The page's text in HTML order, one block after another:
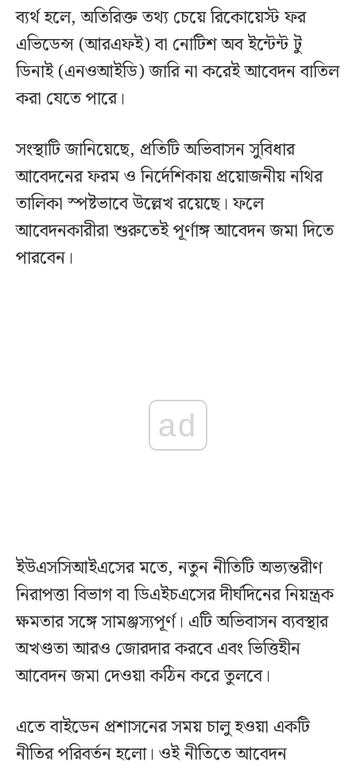
ব্যর্থ হলে, অতিরিক্ত তথ্য চেয়ে রিকোয়েস্ট ফর
এভিডেন্স (আরএফই) বা নোটিশ অব ইন্টেন্ট টু
ডিনাই (এনওআইডি) জারি না করেই আবেদন বাতিল
করা যেতে পারে।
সংস্থাটি জানিয়েছে, প্রতিটি অভিবাসন সুবিধার
আবেদনের ফরম ও নির্দেশিকায় প্রয়োজনীয় নথির
তালিকা স্পষ্টভাবে উল্লেখ রয়েছে। ফলে
আবেদনকারীরা শুরুতেই পূর্ণাঙ্গ আবেদন জমা দিতে
পারবেন।
ad
ইউএসসিআইএসের মতে, নতুন নীতিটি অভ্যন্তরীণ
নিরাপত্তা বিভাগ বা ডিএইচএসের দীর্ঘদিনের নিয়ন্ত্রক
ক্ষমতার সঙ্গে সামঞ্জস্যপূর্ণ। এটি অভিবাসন ব্যবস্থার
অখণ্ডতা আরও জোরদার করবে এবং ভিত্তিহীন
আবেদন জমা দেওয়া কঠিন করে তুলবে।
এতে বাইডেন প্রশাসনের সময় চালু হওয়া একটি
নীতির পরিবর্তন হলো। ওই নীতিতে আবেদন